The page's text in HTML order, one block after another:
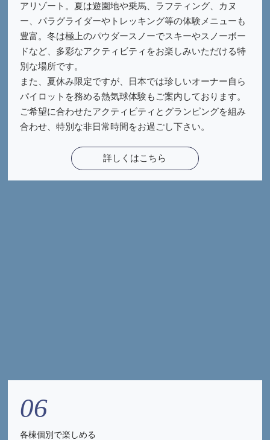
アリゾート。夏は遊園地や乗馬、ラフティング、カヌ
ー、パラグライダーやトレッキング等の体験メニューも
豊富。冬は極上のパウダースノーでスキーやスノーボー
ドなど、多彩なアクティビティをお楽しみいただける特
別な場所です。
また、夏休み限定ですが、日本では珍しいオーナー自ら
パイロットを務める熱気球体験もご案内しております。
ご希望に合わせたアクティビティとグランピングを組み
合わせ、特別な非日常時間をお過ごし下さい。
詳しくはこちら
06
各棟個別で楽しめる